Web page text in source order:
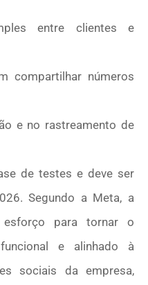
entre clientes e
compartilhar números
e no rastreamento de
de testes e deve ser
Segundo a Meta, a
para tornar o
e alinhado à
sociais da empresa,